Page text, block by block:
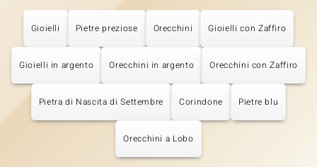
Gioielli Pietre preziose Orecchini Gioielli con Zaffiro
Gioielli in argento Orecchini in argento Orecchini con Zaffiro
Pietra di Nascita di Settembre Corindone Pietre blu
Orecchini a Lobo